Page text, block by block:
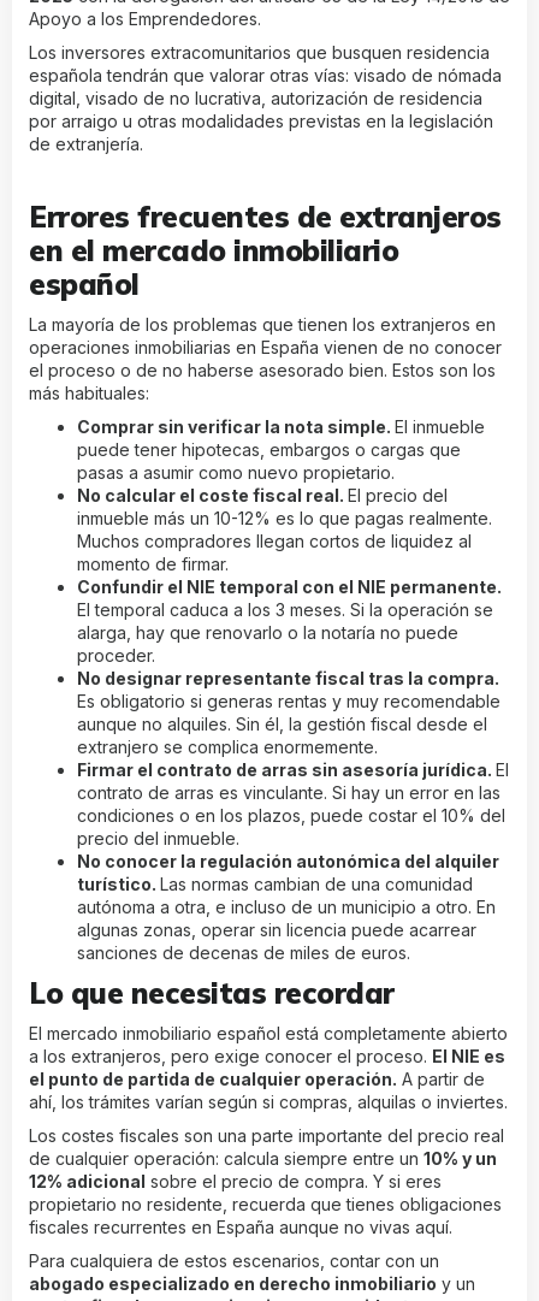
Apoyo a los Emprendedores.
Los inversores extracomunitarios que busquen residencia
española tendrán que valorar otras vías: visado de nómada
digital, visado de no lucrativa, autorización de residencia
por arraigo u otras modalidades previstas en la legislación
de extranjería.
Errores frecuentes de extranjeros
en el mercado inmobiliario
español
La mayoría de los problemas que tienen los extranjeros en
operaciones inmobiliarias en España vienen de no conocer
el proceso o de no haberse asesorado bien. Estos son los
más habituales:
Comprar sin verificar la nota simple. El inmueble
puede tener hipotecas, embargos o cargas que
pasas a asumir como nuevo propietario.
No calcular el coste fiscal real. El precio del
inmueble más un 10-12% es lo que pagas realmente.
Muchos compradores llegan cortos de liquidez al
momento de firmar.
Confundir el NIE temporal con el NIE permanente.
El temporal caduca a los 3 meses. Si la operación se
alarga, hay que renovarlo o la notaría no puede
proceder.
No designar representante fiscal tras la compra.
Es obligatorio si generas rentas y muy recomendable
aunque no alquiles. Sin él, la gestión fiscal desde el
extranjero se complica enormemente.
Firmar el contrato de arras sin asesoría jurídica. El
contrato de arras es vinculante. Si hay un error en las
condiciones o en los plazos, puede costar el 10% del
precio del inmueble.
No conocer la regulación autonómica del alquiler
turístico. Las normas cambian de una comunidad
autónoma a otra, e incluso de un municipio a otro. En
algunas zonas, operar sin licencia puede acarrear
sanciones de decenas de miles de euros.
Lo que necesitas recordar
El mercado inmobiliario español está completamente abierto
a los extranjeros, pero exige conocer el proceso. El NIE es
el punto de partida de cualquier operación. A partir de
ahí, los trámites varían según si compras, alquilas o inviertes.
Los costes fiscales son una parte importante del precio real
de cualquier operación: calcula siempre entre un 10% y un
12% adicional sobre el precio de compra. Y si eres
propietario no residente, recuerda que tienes obligaciones
fiscales recurrentes en España aunque no vivas aquí.
Para cualquiera de estos escenarios, contar con un
abogado especializado en derecho inmobiliario y un